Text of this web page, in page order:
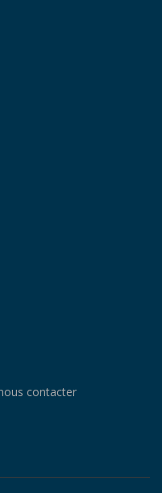
contacter